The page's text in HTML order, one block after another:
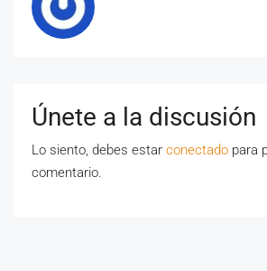
Únete a la discusión
Lo siento, debes estar conectado para
comentario.